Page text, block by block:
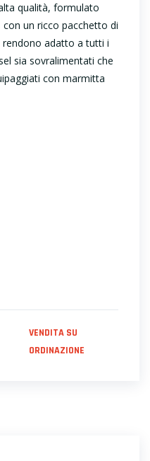
qualità, formulato
un ricco pacchetto di
adatto a tutti i
sia sovralimentati che
con marmitta
VENDITA SU
ORDINAZIONE